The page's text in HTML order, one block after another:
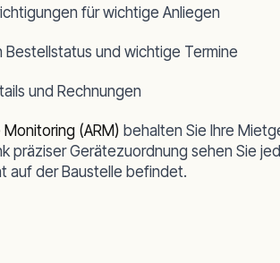
für wichtige Anliegen
Bestellstatus und wichtige Termine
und Rechnungen
(ARM) behalten Sie Ihre
präziser Gerätezuordnung sehen Sie
auf der Baustelle befindet.